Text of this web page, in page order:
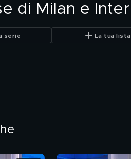
di Milan e Inter
serie La tua lista